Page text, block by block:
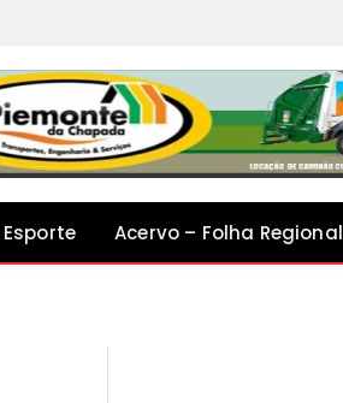
Acervo – Folha Regional